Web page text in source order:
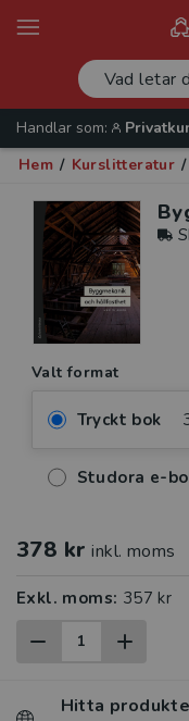
Handlar som:
Hem / Kurslitteratur /
Valt format
Tryckt bok
Studora e-
378 kr inkl. moms
Exkl. moms: 357 kr
Hitta